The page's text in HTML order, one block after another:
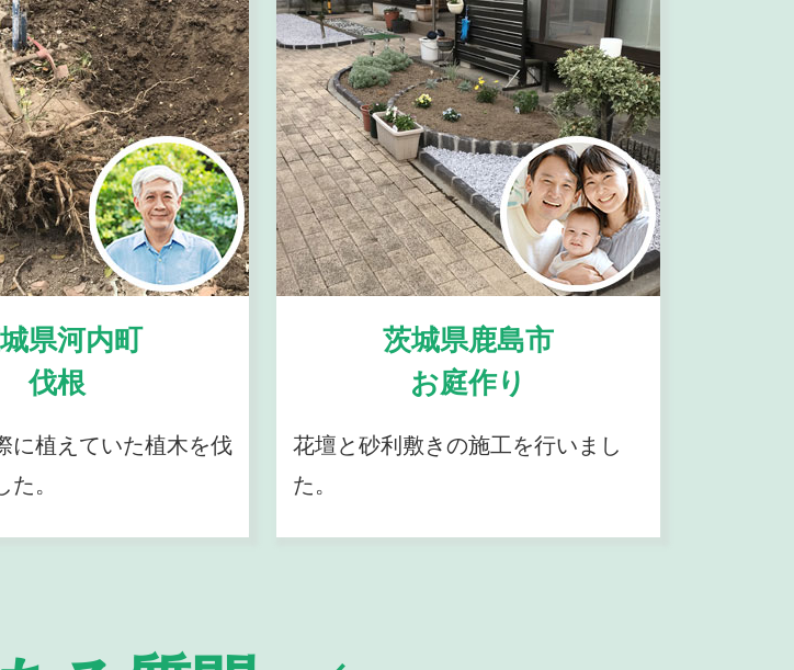
県河内町
伐根
に植えていた植木を伐
。
茨城県鹿島市
お庭作り
花壇と砂利敷きの施工を行いまし
た。